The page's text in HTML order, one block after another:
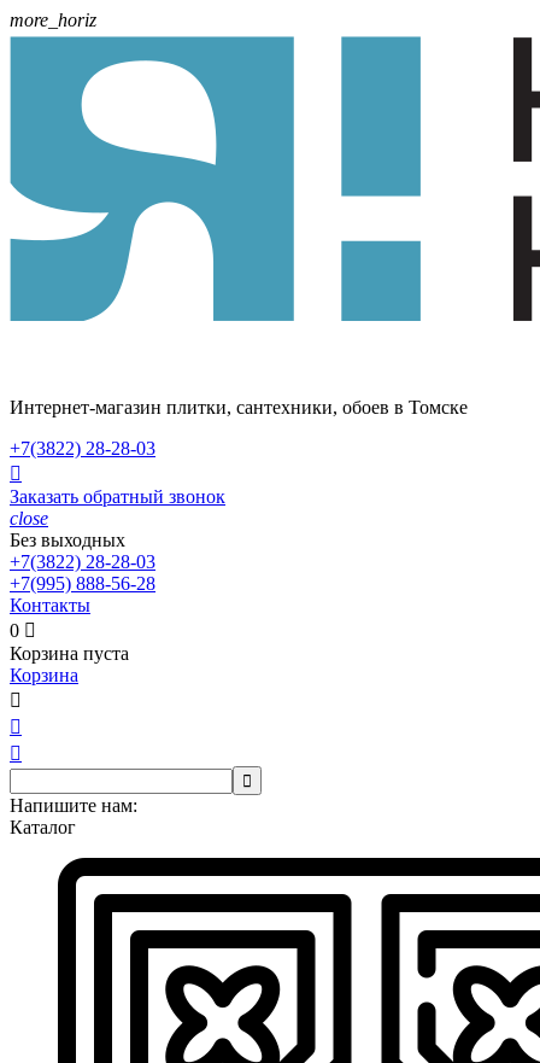
more_horiz
Интернет-магазин плитки, сантехники, обоев в Томске
+7(3822) 28-28-03

Заказать обратный звонок
close
Без выходных
+7(3822) 28-28-03
+7(995) 888-56-28
Контакты
0 
Корзина пуста
Корзина




Напишите нам:
Каталог